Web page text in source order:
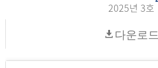
2025년 3호
다운로드